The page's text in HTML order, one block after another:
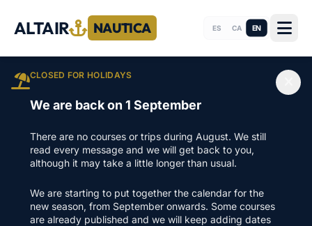
ALTAIR NAUTICA ES CA EN
CLOSED FOR HOLIDAYS
We are back on 1 September
There are no courses or trips during August. We still
read every message and we will get back to you,
although it may take a little longer than usual.
We are starting to put together the calendar for the
new season, from September onwards. Some courses
are already published and we will keep adding dates